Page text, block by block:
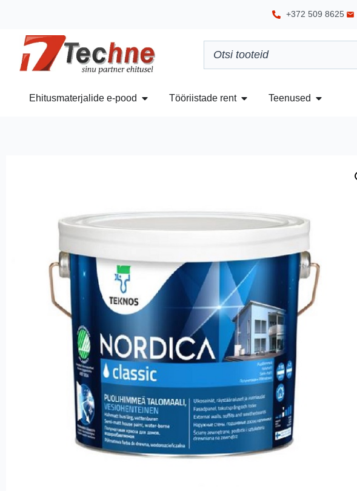
+372 509 8625
Ehitusmaterjalide e-pood Tööriistade rent Teenused